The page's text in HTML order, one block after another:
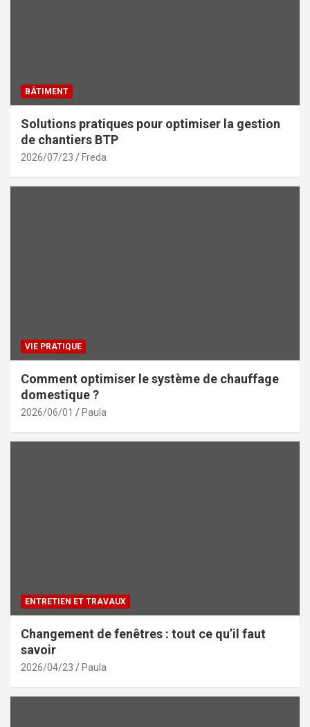
BÂTIMENT
Solutions pratiques pour optimiser la gestion
de chantiers BTP
2026/07/23 Freda
VIE PRATIQUE
Comment optimiser le système de chauffage
domestique ?
2026/06/01 Paula
ENTRETIEN ET TRAVAUX
Changement de fenêtres : tout ce qu’il faut
savoir
2026/04/23 Paula